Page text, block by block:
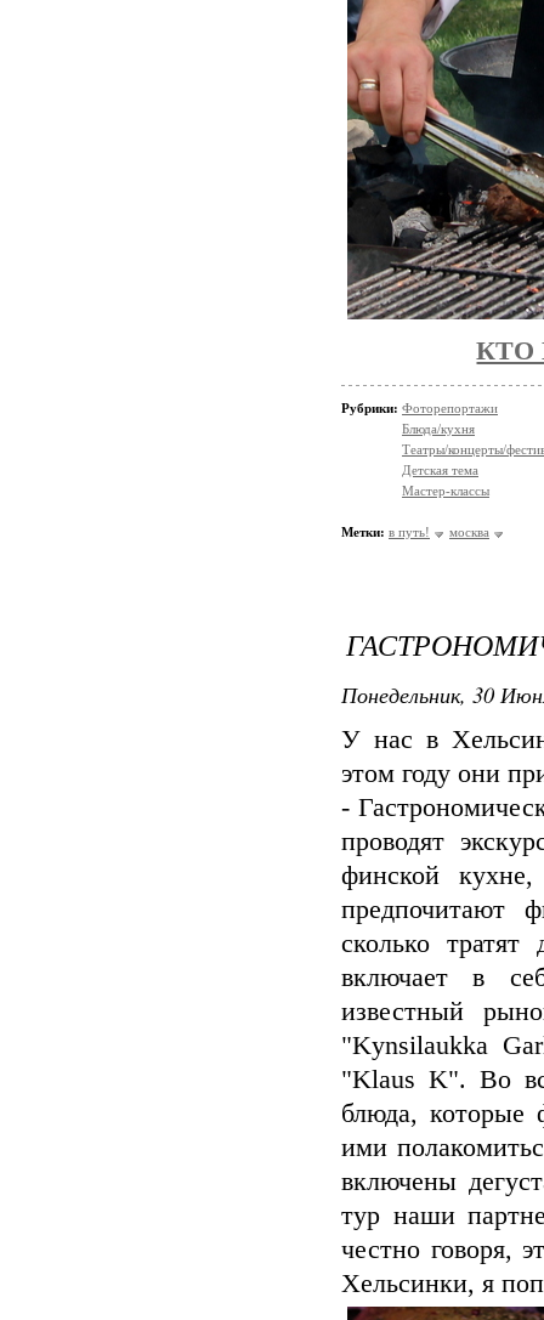
КТО
Рубрики: Фоторепортажи
Блюда/кухня
Театры/концерты/
Детская тема
Мастер-классы
Метки: в путь! москва
Понедельник, 30
У нас в
этом году они
-
проводят
финской
предпочитают
сколько
включает в
известный
"Kynsilaukka
"Klaus K". Во
блюда, которые
ими
включены
тур наши
честно говоря,
Хельсинки, я